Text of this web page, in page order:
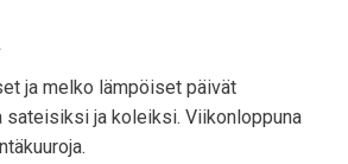
ja melko lämpöiset päivät
sateisiksi ja koleiksi. Viikonloppuna